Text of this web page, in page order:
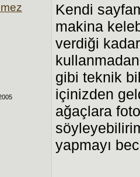
Kendi
makina
verdiği
gibi teknik
içinizden
ağaçlara
yapmayı